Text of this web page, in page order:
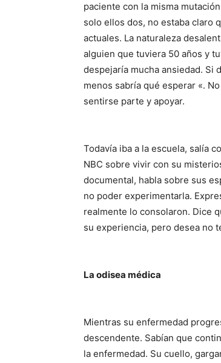
paciente con la misma
solo ellos dos, no estaba claro
actuales. La naturaleza
alguien que tuviera 50 años y
despejaría mucha ansiedad. Si
menos sabría qué esperar «.
sentirse parte y apoyar.
Todavía iba a la escuela, salía
NBC sobre vivir con su
documental, habla sobre sus
no poder experimentarla.
realmente lo consolaron. Dice
su experiencia, pero desea no
La odisea médica
Mientras su enfermedad
descendente. Sabían que
la enfermedad. Su cuello,